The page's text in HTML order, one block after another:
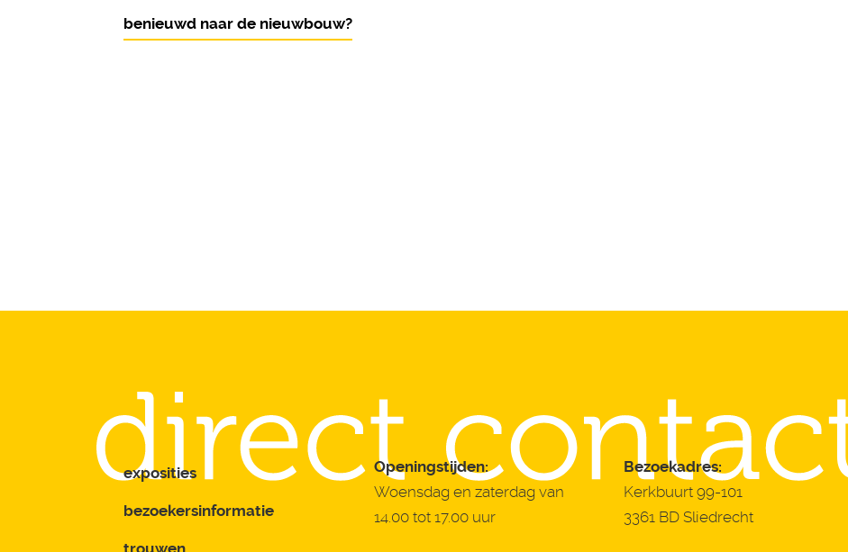
benieuwd naar de nieuwbouw?
exposities
bezoekersinformatie
trouwen
Openingstijden:
Woensdag en zaterdag van
14.00 tot 17.00 uur
Bezoekadres:
Kerkbuurt 99-101
3361 BD Sliedrecht